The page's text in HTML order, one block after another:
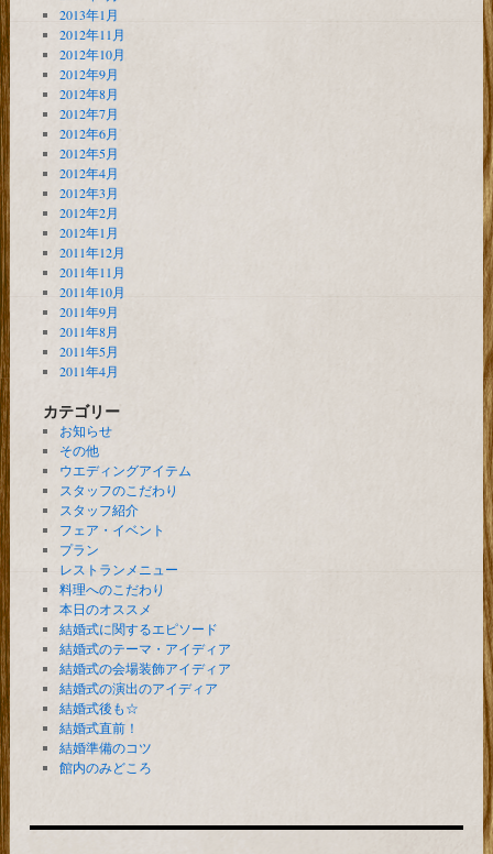
2013年1月
2012年11月
2012年10月
2012年9月
2012年8月
2012年7月
2012年6月
2012年5月
2012年4月
2012年3月
2012年2月
2012年1月
2011年12月
2011年11月
2011年10月
2011年9月
2011年8月
2011年5月
2011年4月
カテゴリー
お知らせ
その他
ウエディングアイテム
スタッフのこだわり
スタッフ紹介
フェア・イベント
プラン
レストランメニュー
料理へのこだわり
本日のオススメ
結婚式に関するエピソード
結婚式のテーマ・アイディア
結婚式の会場装飾アイディア
結婚式の演出のアイディア
結婚式後も☆
結婚式直前！
結婚準備のコツ
館内のみどころ